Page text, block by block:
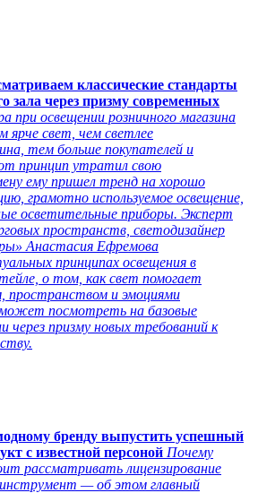
классические стандарты
зала через призму современных
при освещении розничного магазина
ярче свет, чем светлее
тем больше покупателей и
принцип утратил свою
ему пришел тренд на хорошо
грамотно используемое освещение,
осветительные приборы. Эксперт
пространств, светодизайнер
Анастасия Ефремова
принципах освещения в
о том, как свет помогает
пространством и эмоциями
посмотреть на базовые
через призму новых требований к
бренду выпустить успешный
с известной персоной Почему
рассматривать лицензирование
— об этом главный